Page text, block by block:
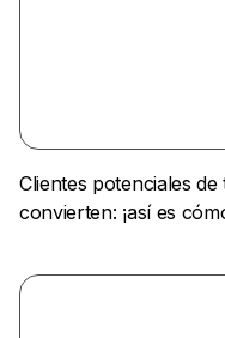
Clientes potenciales
convierten: ¡así es